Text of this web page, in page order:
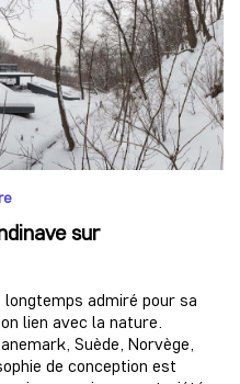
sur
admiré pour sa
lien avec la nature.
Suède, Norvège,
de conception est